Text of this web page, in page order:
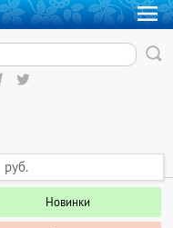
Новинки
руб.